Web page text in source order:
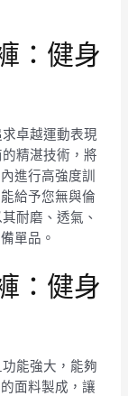
：健身
卓越運動表現
精湛技術，將
進行高強度訓
給予您無與倫
耐磨、透氣、
單品。
：健身
能強大，能夠
面料製成，讓